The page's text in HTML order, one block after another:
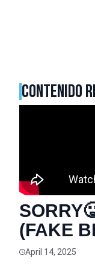
CONTENIDO
(FAKE
April 14, 2025